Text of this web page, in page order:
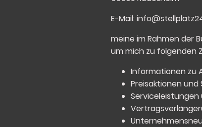
E-Mail:
meine im Rahmen der
um mich zu folgenden
Informationen zu
Preisaktionen